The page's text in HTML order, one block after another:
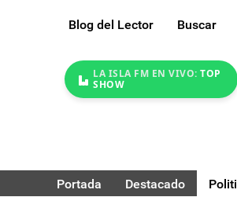
Blog del Lector Buscar
LA ISLA FM EN VIVO: TOP
SHOW
Portada Destacado